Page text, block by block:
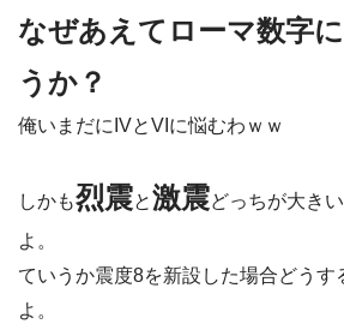
なぜあえてローマ数字
うか？
俺いまだにIVとVIに悩むわｗｗ
しかも烈震と激震どっちが大き
よ。
ていうか震度8を新設した場合どうす
よ。